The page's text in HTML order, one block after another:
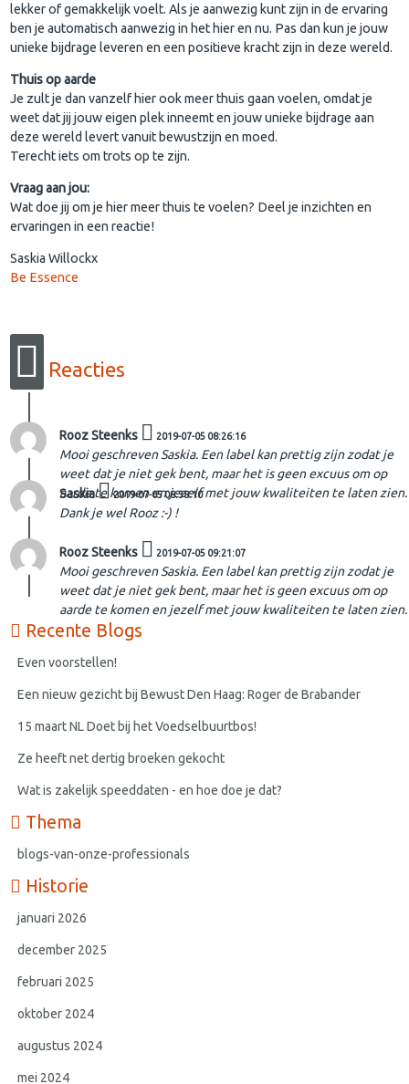
lekker of gemakkelijk voelt. Als je aanwezig kunt zijn in de ervaring
ben je automatisch aanwezig in het hier en nu. Pas dan kun je jouw
unieke bijdrage leveren en een positieve kracht zijn in deze wereld.
Thuis op aarde
Je zult je dan vanzelf hier ook meer thuis gaan voelen, omdat je
weet dat jij jouw eigen plek inneemt en jouw unieke bijdrage aan
deze wereld levert vanuit bewustzijn en moed.
Terecht iets om trots op te zijn.
Vraag aan jou:
Wat doe jij om je hier meer thuis te voelen? Deel je inzichten en
ervaringen in een reactie!
Saskia Willockx
Be Essence
Reacties
Rooz Steenks 2019-07-05 08:26:16
Mooi geschreven Saskia. Een label kan prettig zijn zodat je
weet dat je niet gek bent, maar het is geen excuus om op
aarde te komen en jezelf met jouw kwaliteiten te laten zien.
Saskia 2019-07-05 08:38:10
Dank je wel Rooz :-) !
Rooz Steenks 2019-07-05 09:21:07
Mooi geschreven Saskia. Een label kan prettig zijn zodat je
weet dat je niet gek bent, maar het is geen excuus om op
aarde te komen en jezelf met jouw kwaliteiten te laten zien.
Recente Blogs
Even voorstellen!
Een nieuw gezicht bij Bewust Den Haag: Roger de Brabander
15 maart NL Doet bij het Voedselbuurtbos!
Ze heeft net dertig broeken gekocht
Wat is zakelijk speeddaten - en hoe doe je dat?
Thema
blogs-van-onze-professionals
Historie
januari 2026
december 2025
februari 2025
oktober 2024
augustus 2024
mei 2024